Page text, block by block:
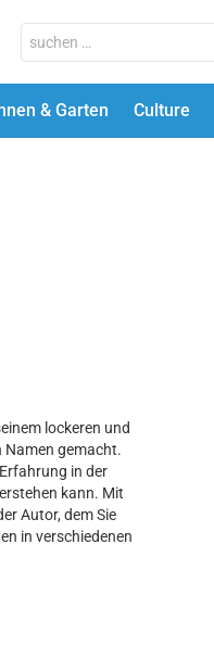
Search
for:
& Garten Culture
lockeren und
Namen gemacht.
in der
kann. Mit
Autor, dem Sie
in verschiedenen